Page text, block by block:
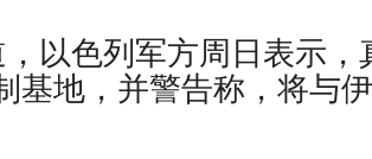
以色列军方周日表示，
基地，并警告称，将与